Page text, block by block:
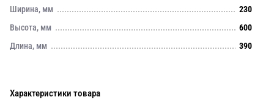
Ширина, мм
230
Высота, мм
600
Длина, мм
390
Характеристики товара